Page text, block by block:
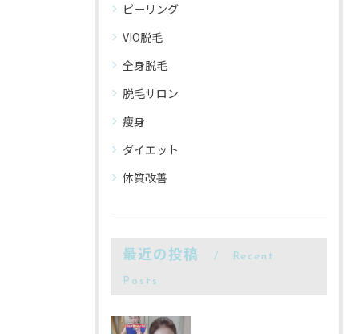
ピーリング
VIO脱毛
全身脱毛
脱毛サロン
瘦身
ダイエット
体質改善
最近の投稿 Recent
Posts